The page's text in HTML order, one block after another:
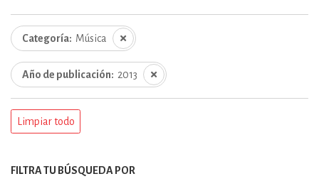
Categoría Música
Año de publicación 2013
Limpiar todo
FILTRA TU BÚSQUEDA POR